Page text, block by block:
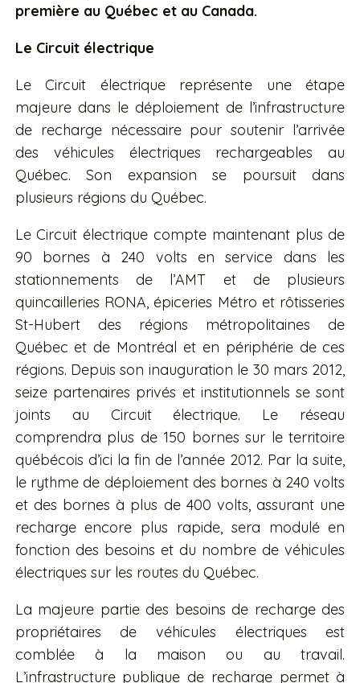
première au Québec et au Canada.
Le Circuit électrique
Le Circuit électrique représente une étape
majeure dans le déploiement de l’infrastructure
de recharge nécessaire pour soutenir l’arrivée
des véhicules électriques rechargeables au
Québec. Son expansion se poursuit dans
plusieurs régions du Québec.
Le Circuit électrique compte maintenant plus de
90 bornes à 240 volts en service dans les
stationnements de l’AMT et de plusieurs
quincailleries RONA, épiceries Métro et rôtisseries
St-Hubert des régions métropolitaines de
Québec et de Montréal et en périphérie de ces
régions. Depuis son inauguration le 30 mars 2012,
seize partenaires privés et institutionnels se sont
joints au Circuit électrique. Le réseau
comprendra plus de 150 bornes sur le territoire
québécois d’ici la fin de l’année 2012. Par la suite,
le rythme de déploiement des bornes à 240 volts
et des bornes à plus de 400 volts, assurant une
recharge encore plus rapide, sera modulé en
fonction des besoins et du nombre de véhicules
électriques sur les routes du Québec.
La majeure partie des besoins de recharge des
propriétaires de véhicules électriques est
comblée à la maison ou au travail.
L’infrastructure publique de recharge permet à